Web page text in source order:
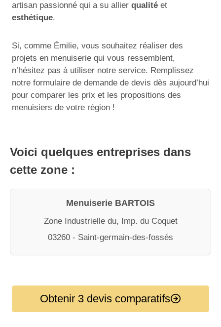
artisan passionné qui a su allier qualité et
esthétique.
Si, comme Émilie, vous souhaitez réaliser des
projets en menuiserie qui vous ressemblent,
n’hésitez pas à utiliser notre service. Remplissez
notre formulaire de demande de devis dès aujourd’hui
pour comparer les prix et les propositions des
menuisiers de votre région !
Voici quelques entreprises dans
cette zone :
Menuiserie BARTOIS
Zone Industrielle du, Imp. du Coquet
03260 - Saint-germain-des-fossés
Obtenir 3 devis comparatifs